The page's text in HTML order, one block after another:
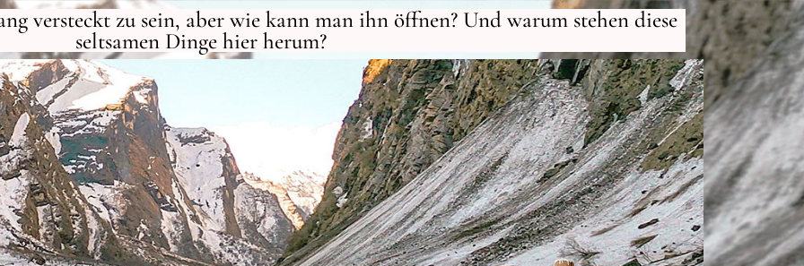
versteckt zu sein, aber wie kann man ihn öffnen? Und warum stehen diese
seltsamen Dinge hier herum?